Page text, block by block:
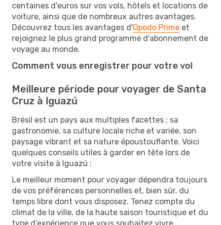
centaines d'euros sur vos vols, hôtels et locations de
voiture, ainsi que de nombreux autres avantages.
Découvrez tous les avantages d'Opodo Prime et
rejoignez le plus grand programme d'abonnement de
voyage au monde.
Comment vous enregistrer pour votre vol
Meilleure période pour voyager de Santa
Cruz à Iguazú
Brésil est un pays aux multiples facettes : sa
gastronomie, sa culture locale riche et variée, son
paysage vibrant et sa nature époustouflante. Voici
quelques conseils utiles à garder en tête lors de
votre visite à Iguazú :
Le meilleur moment pour voyager dépendra toujours
de vos préférences personnelles et, bien sûr, du
temps libre dont vous disposez. Tenez compte du
climat de la ville, de la haute saison touristique et du